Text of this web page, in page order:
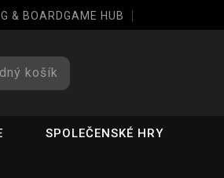
& BOARDGAME HUB
košík
SPOLEČENSKÉ HRY